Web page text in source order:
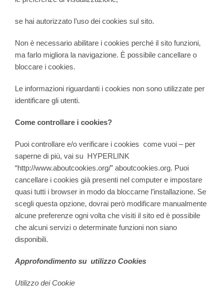
se hai autorizzato l’uso dei cookies sul sito.
Non è necessario abilitare i cookies perché il sito funzioni,
ma farlo migliora la navigazione. È possibile cancellare o
bloccare i cookies.
Le informazioni riguardanti i cookies non sono utilizzate per
identificare gli utenti.
Come controllare i cookies?
Puoi controllare e/o verificare i cookies come vuoi – per
saperne di più, vai su HYPERLINK
“http://www.aboutcookies.org/” aboutcookies.org. Puoi
cancellare i cookies già presenti nel computer e impostare
quasi tutti i browser in modo da bloccarne l’installazione. Se
scegli questa opzione, dovrai però modificare manualmente
alcune preferenze ogni volta che visiti il sito ed è possibile
che alcuni servizi o determinate funzioni non siano
disponibili.
Approfondimento su utilizzo Cookies
Utilizzo dei Cookie